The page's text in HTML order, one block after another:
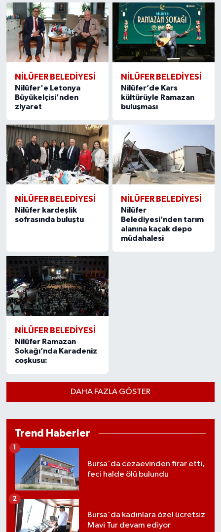
NİLÜFER BELEDİYESİ
Nilüfer'e Letonya
Büyükelçisi'nden
ziyaret
NİLÜFER BELEDİYESİ
Nilüfer’de Kars
kültürüyle Ramazan
buluşması
NİLÜFER BELEDİYESİ
Nilüfer kardeşlik
sofrasında buluştu
NİLÜFER BELEDİYESİ
Nilüfer
Belediyesi’nden tarım
alanına kaçak depo
müdahalesi
NİLÜFER BELEDİYESİ
Nilüfer Ramazan
Sokağı’nda Karadeniz
coşkusu:
DAHA FAZLA GÖSTER
Trend Haberler
Bursa'da cezaevinden firar etti,
feci halde ölü bulundu
1
Bursa'da kadınlara özel ücretsiz
Mavi Tur devam ediyor
2